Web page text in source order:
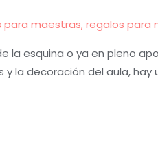
para maestras,regalos para
la esquina o ya en pleno
la decoración del aula,